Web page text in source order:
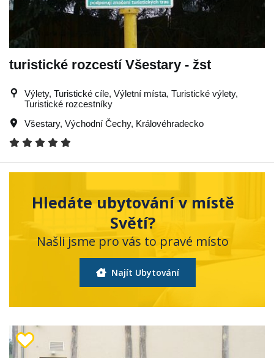
turistické rozcestí Všestary - žst
Výlety, Turistické cíle, Výletní místa, Turistické výlety,
Turistické rozcestníky
Všestary, Východní Čechy, Královéhradecko
Hledáte ubytování v místě
Světí?
Našli jsme pro vás to pravé místo
Najít Ubytování